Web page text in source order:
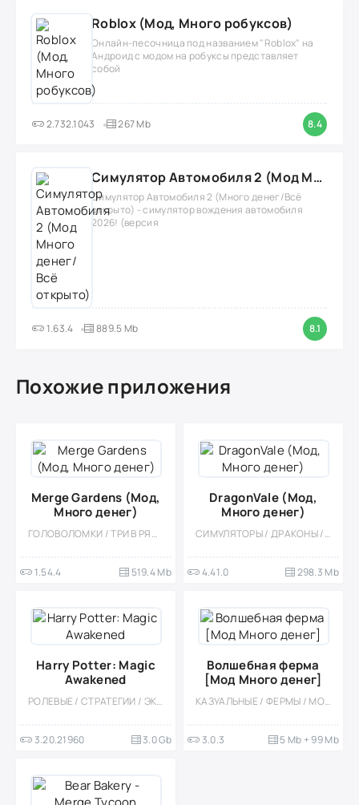
Roblox (Мод, Много робуксов)
Онлайн-песочница под названием "Roblox" на
Андроид с модом на робуксы представляет
собой
2.732.1043 267 Mb 8.4
Симулятор Автомобиля 2 (Мод Много денег/Всё открыто)
Симулятор Автомобиля 2 (Много денег/Всё
открыто) - симулятор вождения автомобиля
2026! (версия
1.63.4 889.5 Mb 8.1
Похожие приложения
Merge Gardens (Мод,
Много денег)
ГОЛОВОЛОМКИ / ТРИ В РЯД / ПРИКЛЮЧЕНИЕ / КАЗУАЛЬНЫЕ / ОДНОПОЛЬЗОВАТЕЛЬСКИЕ / СТИЛИЗАЦИЯ / ОФЛАЙН / МОД / ДЕВОЧКАМ
1.54.4 519.4 Mb
DragonVale (Мод,
Много денег)
СИМУЛЯТОРЫ / ДРАКОНЫ / ОДНОПОЛЬЗОВАТЕЛЬСКИЕ / СТИЛИЗАЦИЯ / МОД / ВСТРОЕННЫЙ КЕШ / МАГИЯ / ФЭНТЕЗИ
4.41.0 298.3 Mb
Harry Potter: Magic
Awakened
РОЛЕВЫЕ / СТРАТЕГИИ / ЭКШЕНЫ / КАЗУАЛЬНЫЕ / СТИЛИЗАЦИЯ / ОДНОПОЛЬЗОВАТЕЛЬСКИЕ / ВСТРОЕННЫЙ КЕШ / МАГИЯ / ФЭНТЕЗИ / ПРИКЛЮЧЕНИЕ / БОЛЬШАЯ / 3D / ДЛЯ ДЕТЕЙ
3.20.21960 3.0 Gb
Волшебная ферма
[Мод Много денег]
КАЗУАЛЬНЫЕ / ФЕРМЫ / МОД / СИМУЛЯТОРЫ / УПРАВЛЕНИЕ / ОДНОПОЛЬЗОВАТЕЛЬСКИЕ / ОФЛАЙН
3.0.3 5 Mb + 99 Mb